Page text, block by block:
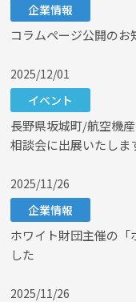
企業情報
コラムページ公開のお
2025/12/01
イベント
長野県坂城町/航空機
相談会に出展いたしま
2025/11/26
企業情報
ホワイト財団主催の「
した
2025/11/26